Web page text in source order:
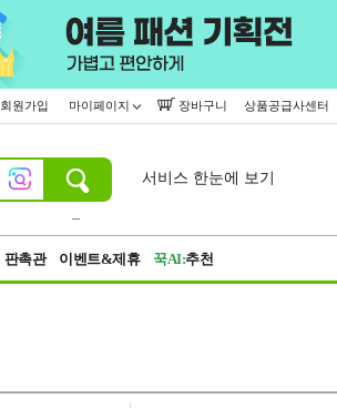
회원가입 마이페이지 장바구니 상품공급사센터
서비스 한눈에 보기
판촉관 이벤트&제휴 꾹AI:추천